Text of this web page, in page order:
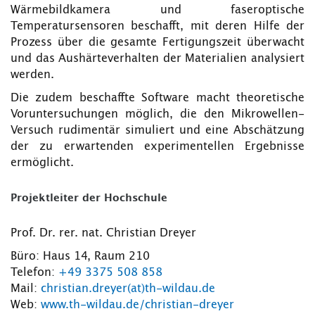
Wärmebildkamera und faseroptische
Temperatursensoren beschafft, mit deren Hilfe der
Prozess über die gesamte Fertigungszeit überwacht
und das Aushärteverhalten der Materialien analysiert
werden.
Die zudem beschaffte Software macht theoretische
Voruntersuchungen möglich, die den Mikrowellen-
Versuch rudimentär simuliert und eine Abschätzung
der zu erwartenden experimentellen Ergebnisse
ermöglicht.
Projektleiter der Hochschule
Prof. Dr. rer. nat. Christian Dreyer
Büro: Haus 14, Raum 210
Telefon: +49 3375 508 858
Mail: christian.dreyer(at)th-wildau.de
Web: www.th-wildau.de/christian-dreyer